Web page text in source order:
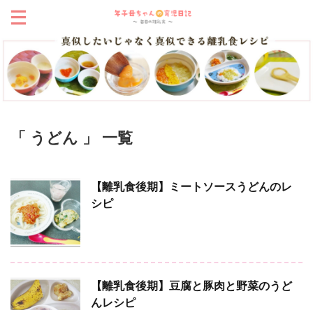
「 うどん 」 一覧
【離乳食後期】ミートソースうどんのレ
シピ
【離乳食後期】豆腐と豚肉と野菜のうど
んレシピ